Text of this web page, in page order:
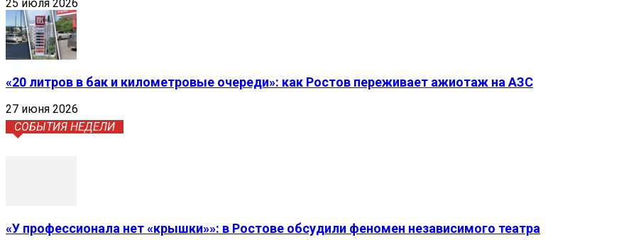
25 июля 2026
«20 литров в бак и километровые очереди»: как Ростов переживает ажиотаж на АЗС
27 июня 2026
СОБЫТИЯ НЕДЕЛИ
«У профессионала нет «крышки»»: в Ростове обсудили феномен независимого театра